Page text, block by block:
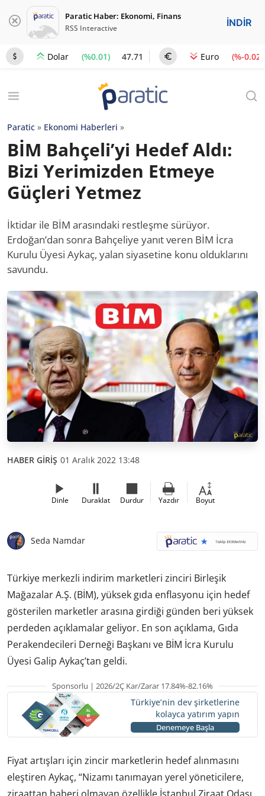
Paratic Haber: Ekonomi, Finans
RSS Interactive İNDİR
Dolar (%0.01) 47.71 Euro (%-0.02)
Paratic » Ekonomi Haberleri »
BİM Bahçeli’yi Hedef Aldı:
Bizi Yerimizden Etmeye
Güçleri Yetmez
İktidar ile BİM arasındaki restleşme sürüyor.
Erdoğan’dan sonra Bahçeliye yanıt veren BİM İcra
Kurulu Üyesi Aykaç, yalan siyasetine konu olduklarını
savundu.
HABER GİRİŞ 01 Aralık 2022 13:48
Dinle Duraklat Durdur Yazdır Boyut
Seda Namdar
Türkiye merkezli indirim marketleri zinciri Birleşik
Mağazalar A.Ş. (BİM), yüksek gıda enflasyonu için hedef
gösterilen marketler arasına girdiği günden beri yüksek
perdeden açıklamalar geliyor. En son açıklama, Gıda
Perakendecileri Derneği Başkanı ve BİM İcra Kurulu
Üyesi Galip Aykaç’tan geldi.
Sponsorlu | 2026/2Ç Kar/Zarar 17.84%-82.16%
Türkiye’nin dev şirketlerine
kolayca yatırım yapın
Denemeye Başla
Fiyat artışları için zincir marketlerin hedef alınmasını
eleştiren Aykaç, “Nizamı tanımayan yerel yöneticilere,